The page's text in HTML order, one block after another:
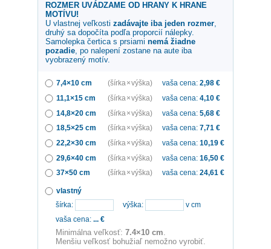
ROZMER UVÁDZAME OD HRANY K HRANE
MOTÍVU!
U vlastnej veľkosti zadávajte iba jeden rozmer,
druhý sa dopočíta podľa proporcií nálepky.
Samolepka čertica s prsiami nemá žiadne
pozadie, po nalepení zostane na aute iba
vyobrazený motív.
7,4×10 cm (šírka × výška) vaša cena: 2,98 €
11,1×15 cm
(šírka × výška) vaša cena: 4,10 €
14,8×20 cm
(šírka × výška) vaša cena: 5,68 €
18,5×25 cm
(šírka × výška) vaša cena: 7,71 €
22,2×30 cm
(šírka × výška) vaša cena: 10,19 €
29,6×40 cm
(šírka × výška) vaša cena: 16,50 €
37×50 cm
(šírka × výška) vaša cena: 24,61 €
vlastný
šírka:
výška:
v cm
vaša cena: ... €
Minimálna veľkosť: 7.4×10 cm
Menšiu veľkosť bohužiaľ nemožno vyrobiť.